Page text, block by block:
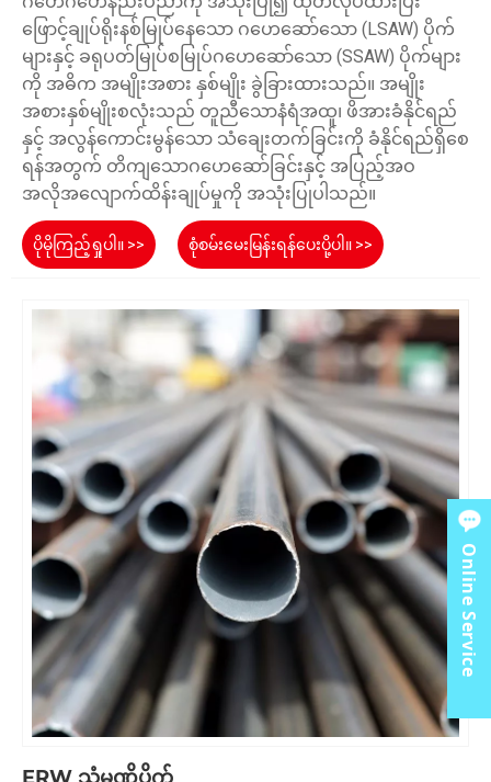
ဖြောင့်ချုပ်ရိုးနစ်မြုပ်နေသော ဂဟေဆော်သော (LSAW) ပိုက်
များနှင့် ခရုပတ်မြုပ်စမြုပ်ဂဟေဆော်သော (SSAW) ပိုက်များ
ကို အဓိက အမျိုးအစား နှစ်မျိုး ခွဲခြားထားသည်။ အမျိုး
အစားနှစ်မျိုးစလုံးသည် တူညီသောနံရံအထူ၊ ဖိအားခံနိုင်ရည်
နှင့် အလွန်ကောင်းမွန်သော သံချေးတက်ခြင်းကို ခံနိုင်ရည်ရှိစေ
ရန်အတွက် တိကျသောဂဟေဆော်ခြင်းနှင့် အပြည့်အဝ
အလိုအလျောက်ထိန်းချုပ်မှုကို အသုံးပြုပါသည်။
ပိုမိုကြည့်ရှုပါ။ >> စုံစမ်းမေးမြန်းရန်ပေးပို့ပါ။ >>
Online Service